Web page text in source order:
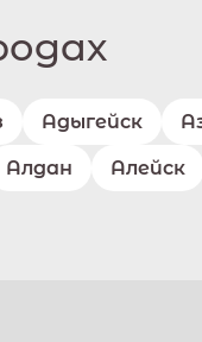
Адыгейск
Алдан Алейск